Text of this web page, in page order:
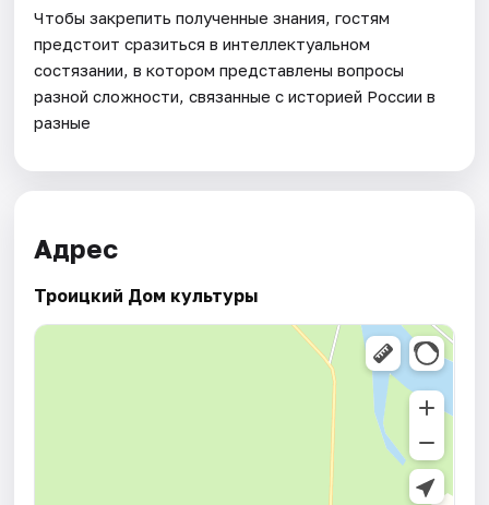
Чтобы закрепить полученные знания, гостям
предстоит сразиться в интеллектуальном
состязании, в котором представлены вопросы
разной сложности, связанные с историей России в
разные
Адрес
Троицкий Дом культуры